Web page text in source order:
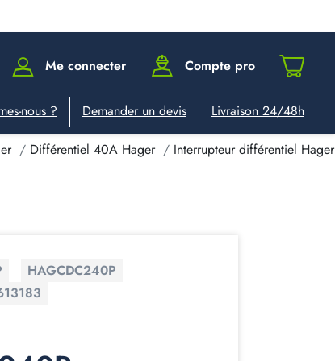
Me connecter Compte pro
nous ? Demander un devis Livraison 24/48h
Différentiel 40A Hager Interrupteur différentiel
HAGCDC240P